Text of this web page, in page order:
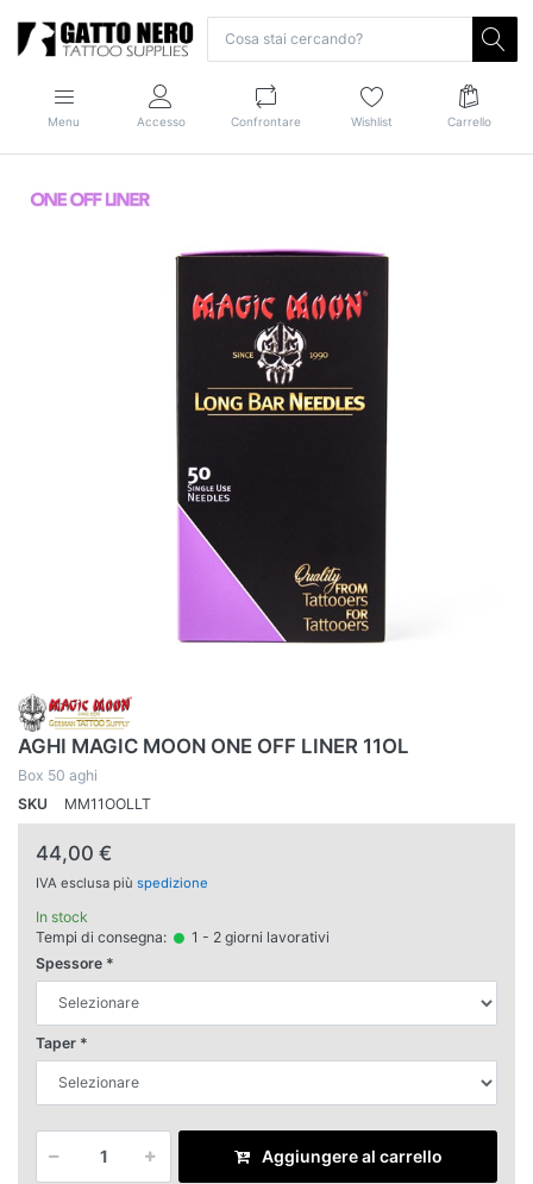
Menu Accesso Confrontare Wishlist Carrello
AGHI MAGIC MOON ONE OFF LINER 11OL
Box 50 aghi
SKU
MM11OOLLT
44,00 €
IVA esclusa più spedizione
In stock
Tempi di consegna:
1 - 2 giorni lavorativi
Spessore
Taper
Aggiungere al carrello